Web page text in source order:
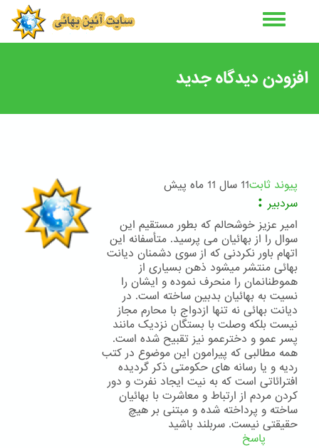
افزودن دیدگاه جدید
پیوند ثابت11 سال 11 ماه پیش
سردبیر:
امیر عزیز خوشحالم که بطور مستقیم این
سوال را از بهائیان می پرسید. متأسفانه این
اتهام باور نکردنی که از سوی دشمنان دیانت
بهائی منتشر میشود ذهن بسیاری از
هموطنانمان را منحرف نموده و ایشان را
نسیت به بهائیان بدبین ساخته است. در
دیانت بهائی نه تنها ازدواج با محارم مجاز
نیست بلکه وصلت با بستگان نزدیک مانند
پسر عمو و دخترعمو نیز تقبیح شده است.
همه مطالبی که پیرامون این موضوع در کتب
ردیه و یا رسانه های حکومتی ذکر گردیده
افترائاتی است که به نیت ایجاد نفرت و دور
کردن مردم از ارتباط و معاشرت با بهائیان
ساخته و پرداخته شده و مبتنی بر هیچ
حقیقتی نیست. سربلند باشید
پاسخ